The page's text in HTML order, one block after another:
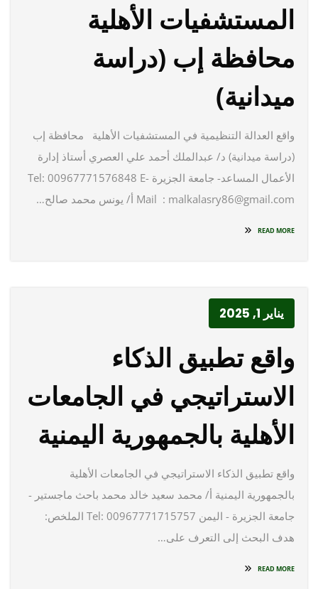
المستشفيات الأهلية
محافظة إب (دراسة
ميدانية)
واقع العدالة التنظيمية في المستشفيات الأهلية محافظة إب
(دراسة ميدانية) د/ عبدالملك أحمد علي العصري أستاذ إدارة
الأعمال المساعد- جامعة الجزيرة Tel: 00967771576848 E-
Mail : malkalasry86@gmail.com أ/ يونس محمد صالح…
READ MORE
يناير 1, 2025
واقع تطبيق الذكاء
الاستراتيجي في الجامعات
الأهلية بالجمهورية اليمنية
واقع تطبيق الذكاء الاستراتيجي في الجامعات الأهلية
بالجمهورية اليمنية أ/ محمد سعيد خالد محمد باحث ماجستير -
جامعة الجزيرة - اليمن Tel: 00967771715757 الملخص:
هدف البحث إلى التعرف على…
READ MORE